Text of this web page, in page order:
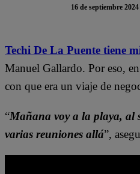
16 de septiembre 2024
Techi De La Puente tiene
Manuel Gallardo. Por eso, en
con que era un viaje de
“Mañana voy a la playa, al
varias reuniones allá”,